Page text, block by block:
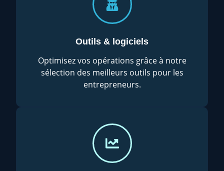
Outils & logiciels
Optimisez vos opérations grâce à notre
sélection des meilleurs outils pour les
entrepreneurs.